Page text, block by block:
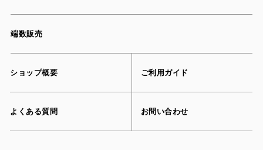
端数販売
ショップ概要 ご利用ガイド
よくある質問 お問い合わせ